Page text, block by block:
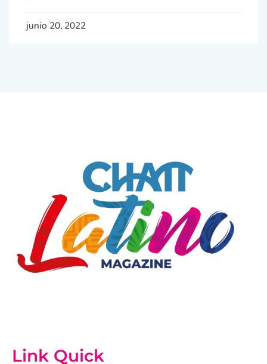
Link Quick